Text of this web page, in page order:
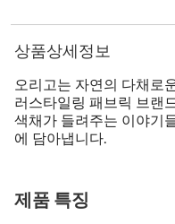
상품상세정보
오리고는 자연의 다채로
러스타일링 패브릭 브랜
색채가 들려주는 이야기
에 담아냅니다.
제품 특징